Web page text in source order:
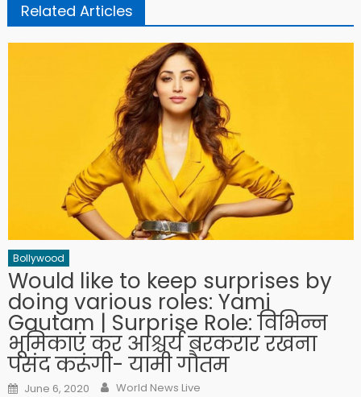
Related Articles
Bollywood
Would like to keep surprises by
doing various roles: Yami
Gautam | Surprise Role: विभिन्न
भूमिकाएं कर आश्चर्य बरकरार रखना
पसंद करूंगी- यामी गौतम
Posted on
June 6, 2020 Author
World News Live